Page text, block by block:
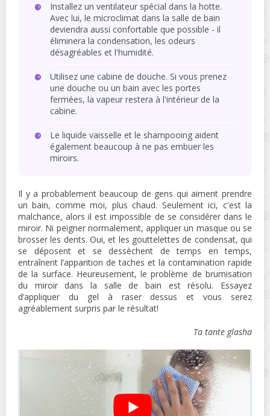
Installez un ventilateur spécial dans la hotte.
Avec lui, le microclimat dans la salle de bain
deviendra aussi confortable que possible - il
éliminera la condensation, les odeurs
désagréables et l'humidité.
Utilisez une cabine de douche. Si vous prenez
une douche ou un bain avec les portes
fermées, la vapeur restera à l'intérieur de la
cabine.
Le liquide vaisselle et le shampooing aident
également beaucoup à ne pas embuer les
miroirs.
Il y a probablement beaucoup de gens qui aiment prendre
un bain, comme moi, plus chaud. Seulement ici, c'est la
malchance, alors il est impossible de se considérer dans le
miroir. Ni peigner normalement, appliquer un masque ou se
brosser les dents. Oui, et les gouttelettes de condensat, qui
se déposent et se dessèchent de temps en temps,
entraînent l’apparition de taches et la contamination rapide
de la surface. Heureusement, le problème de brumisation
du miroir dans la salle de bain est résolu. Essayez
d’appliquer du gel à raser dessus et vous serez
agréablement surpris par le résultat!
Ta tante glasha